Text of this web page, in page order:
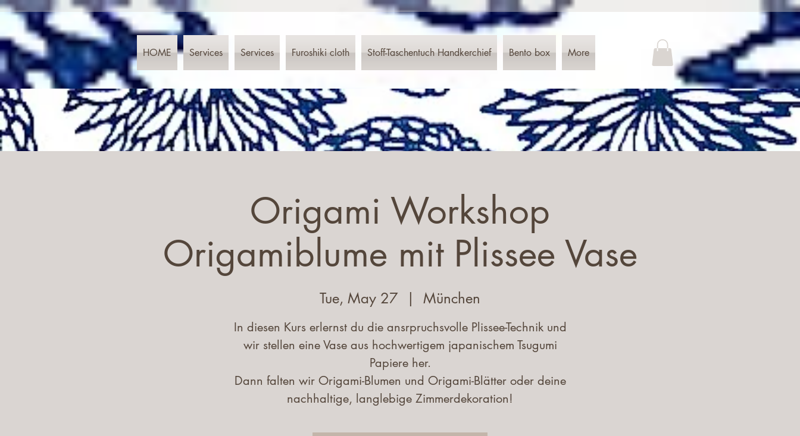
HOME Services Services Furoshiki cloth Stoff-Taschentuch Handkerchief Bento box More
Origami Workshop
Origamiblume mit Plissee Vase
Tue, May 27 München
In diesen Kurs erlernst du die ansrpruchsvolle Plissee-Technik und
wir stellen eine Vase aus hochwertigem japanischem Tsugumi
Papiere her.
Dann falten wir Origami-Blumen und Origami-Blätter oder deine
nachhaltige, langlebige Zimmerdekoration!